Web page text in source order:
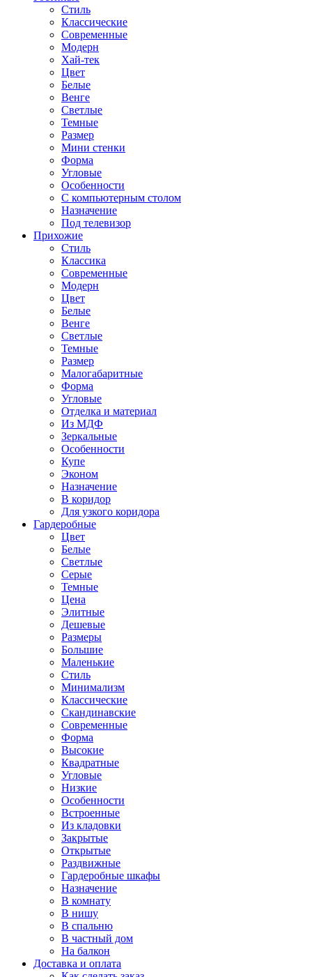
Стиль
Классические
Современные
Модерн
Хай-тек
Цвет
Белые
Венге
Светлые
Темные
Размер
Мини стенки
Форма
Угловые
Особенности
С компьютерным столом
Назначение
Под телевизор
Прихожие
Стиль
Классика
Современные
Модерн
Цвет
Белые
Венге
Светлые
Темные
Размер
Малогабаритные
Форма
Угловые
Отделка и материал
Из МДФ
Зеркальные
Особенности
Купе
Эконом
Назначение
В коридор
Для узкого коридора
Гардеробные
Цвет
Белые
Светлые
Серые
Темные
Цена
Элитные
Дешевые
Размеры
Большие
Маленькие
Стиль
Минимализм
Классические
Скандинавские
Современные
Форма
Высокие
Квадратные
Угловые
Низкие
Особенности
Встроенные
Из кладовки
Закрытые
Открытые
Раздвижные
Гардеробные шкафы
Назначение
В комнату
В нишу
В спальню
В частный дом
На балкон
Доставка и оплата